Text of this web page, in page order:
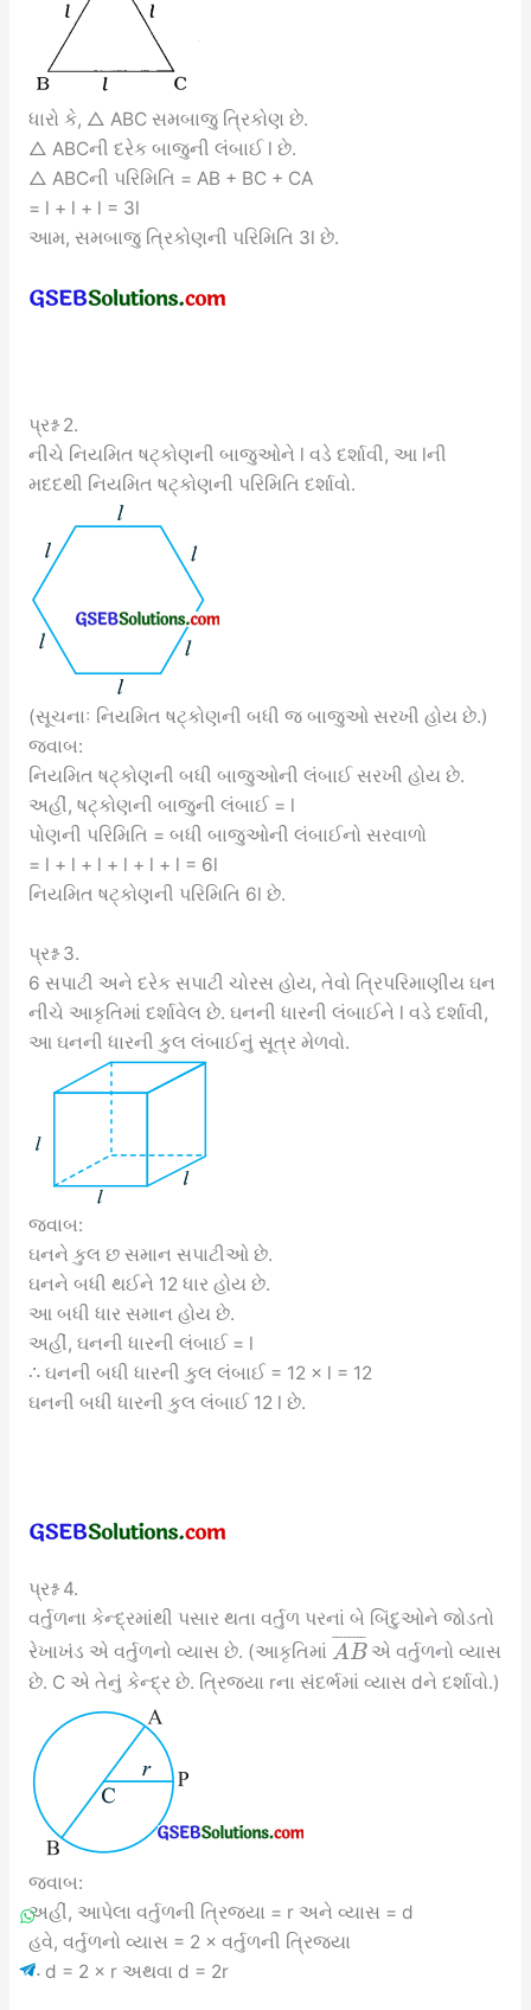
ધારો કે, △ ABC સમબાજુ ત્રિકોણ છે.
△ ABCની દરેક બાજુની લંબાઈ l છે.
△ ABCની પરિમિતિ = AB + BC + CA
= l + l + l = 3l
આમ, સમબાજુ ત્રિકોણની પરિમિતિ 3l છે.
પ્રશ્ન 2.
નીચે નિયમિત ષટ્કોણની બાજુઓને l વડે દર્શાવી, આ lની
મદદથી નિયમિત ષટ્કોણની પરિમિતિ દર્શાવો.
(સૂચનાઃ નિયમિત ષટ્કોણની બધી જ બાજુઓ સરખી હોય છે.)
જવાબ:
નિયમિત ષટ્કોણની બધી બાજુઓની લંબાઈ સરખી હોય છે.
અહીં, ષટ્કોણની બાજુની લંબાઈ = l
પોણની પરિમિતિ = બધી બાજુઓની લંબાઈનો સરવાળો
= l + l + l + l + l + l = 6l
નિયમિત ષટ્કોણની પરિમિતિ 6l છે.
પ્રશ્ન 3.
6 સપાટી અને દરેક સપાટી ચોરસ હોય, તેવો ત્રિપરિમાણીય ઘન
નીચે આકૃતિમાં દર્શાવેલ છે. ઘનની ધારની લંબાઈને l વડે દર્શાવી,
આ ઘનની ધારની કુલ લંબાઈનું સૂત્ર મેળવો.
જવાબ:
ઘનને કુલ છ સમાન સપાટીઓ છે.
ઘનને બધી થઈને 12 ધાર હોય છે.
આ બધી ધાર સમાન હોય છે.
અહીં, ઘનની ધારની લંબાઈ = l
∴ ઘનની બધી ધારની કુલ લંબાઈ = 12 × l = 12
ઘનની બધી ધારની કુલ લંબાઈ 12 l છે.
પ્રશ્ન 4.
વર્તુળના કેન્દ્રમાંથી પસાર થતા વર્તુળ પરનાં બે બિંદુઓને જોડતો
રેખાખંડ એ વર્તુળનો વ્યાસ છે. (આકૃતિમાં AB
¯ ¯
¯¯¯¯¯¯એ વર્તુળનો વ્યાસ
છે. C એ તેનું કેન્દ્ર છે. ત્રિજ્યા rના સંદર્ભમાં વ્યાસ dને દર્શાવો.)
જવાબ:
અહીં, આપેલા વર્તુળની ત્રિજ્યા = r અને વ્યાસ = d
હવે, વર્તુળનો વ્યાસ = 2 × વર્તુળની ત્રિજ્યા
∴ d = 2 × r અથવા d = 2r